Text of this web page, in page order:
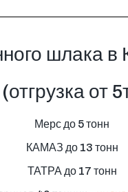
шлака в
(отгрузка от
Мерс до 5 тонн
КАМАЗ до 13 тонн
ТАТРА до 17 тонн